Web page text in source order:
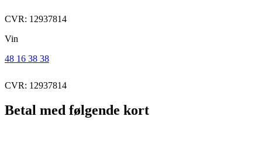
CVR: 12937814
Vin
48 16 38 38
CVR: 12937814
Betal med følgende kort